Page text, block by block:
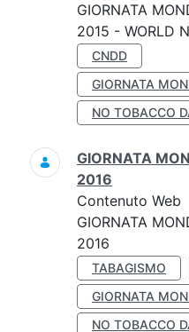
GIORNATA
2015 - WORLD
CNDD
GIORNATA
NO TOBACCO
GIORNATA
2016
Contenuto Web
GIORNATA
2016
TABAGISMO
GIORNATA
NO TOBACCO